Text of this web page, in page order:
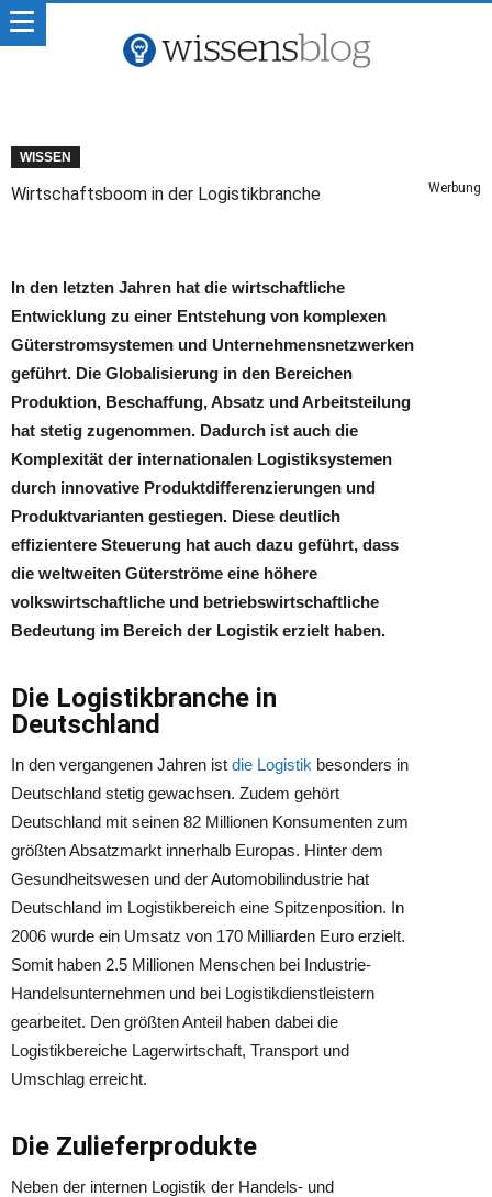
WISSEN
Wirtschaftsboom in der Logistikbranche Werbung
In den letzten Jahren hat die wirtschaftliche
Entwicklung zu einer Entstehung von komplexen
Güterstromsystemen und Unternehmensnetzwerken
geführt. Die Globalisierung in den Bereichen
Produktion, Beschaffung, Absatz und Arbeitsteilung
hat stetig zugenommen. Dadurch ist auch die
Komplexität der internationalen Logistiksystemen
durch innovative Produktdifferenzierungen und
Produktvarianten gestiegen. Diese deutlich
effizientere Steuerung hat auch dazu geführt, dass
die weltweiten Güterströme eine höhere
volkswirtschaftliche und betriebswirtschaftliche
Bedeutung im Bereich der Logistik erzielt haben.
Die Logistikbranche in
Deutschland
In den vergangenen Jahren ist die Logistik besonders in
Deutschland stetig gewachsen. Zudem gehört
Deutschland mit seinen 82 Millionen Konsumenten zum
größten Absatzmarkt innerhalb Europas. Hinter dem
Gesundheitswesen und der Automobilindustrie hat
Deutschland im Logistikbereich eine Spitzenposition. In
2006 wurde ein Umsatz von 170 Milliarden Euro erzielt.
Somit haben 2.5 Millionen Menschen bei Industrie-
Handelsunternehmen und bei Logistikdienstleistern
gearbeitet. Den größten Anteil haben dabei die
Logistikbereiche Lagerwirtschaft, Transport und
Umschlag erreicht.
Die Zulieferprodukte
Neben der internen Logistik der Handels- und